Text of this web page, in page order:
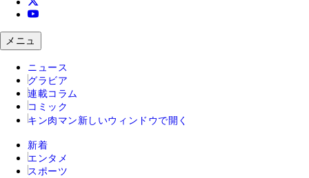
メニュ
ニュース
グラビア
連載コラム
コミック
キン肉マン 新しいウィンドウで開く
新着
エンタメ
スポーツ